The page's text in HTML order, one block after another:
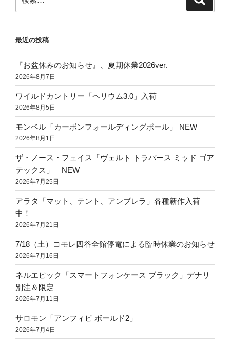
索:
最近の投稿
『お盆休みのお知らせ』、夏期休業2026ver.
2026年8月7日
ワイルドカントリー「ヘリウム3.0」入荷
2026年8月5日
モンベル「カーボンフォールディングポール」 NEW
2026年8月1日
ザ・ノース・フェイス「ヴェルト トラバース ミッド ゴア
テックス」 NEW
2026年7月25日
アラタ「マット、テント、アンブレラ」各種新作入荷
中！
2026年7月21日
7/18（土）コモレ四谷全館停電による臨時休業のお知らせ
2026年7月16日
ネルエピック「スマートフォンケース ブラック」デナリ
別注＆限定
2026年7月11日
サロモン「アンフィビ ボールド2」
2026年7月4日